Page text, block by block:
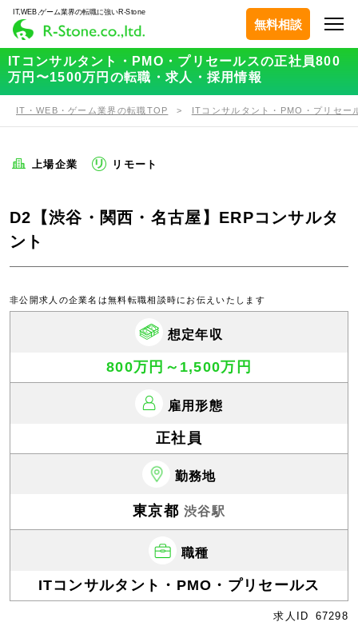
IT,WEB,ゲーム業界の転職に強いR-Stone
無料相談
ITコンサルタント・PMO・プリセールスの正社員800
万円〜1500万円の転職・求人・採用情報
IT・WEB・ゲーム業界の転職TOP ITコンサルタント・PMO・プリセー
上場企業 リモート
D2【渋谷・関西・名古屋】ERPコンサルタ
ント
非公開求人の企業名は無料転職相談時にお伝えいたします
想定年収
800万円～1,500万円
雇用形態
正社員
勤務地
東京都渋谷駅
職種
ITコンサルタント・PMO・プリセールス
求人ID 67298